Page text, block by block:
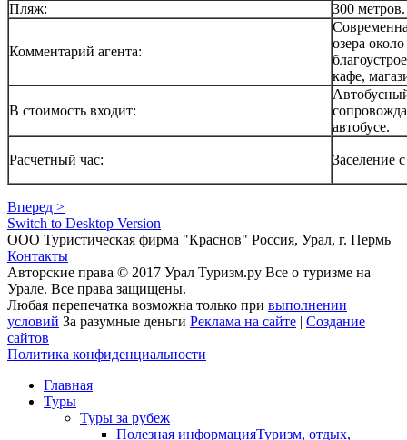
Пляж:
300 метров.
Комментарий агента:
озера
кафе,
В стоимость входит:
автобусе.
Расчетный час: Заселение
Вперед >
Switch to Desktop Version
ООО Туристическая фирма "Краснов" Россия, Урал, г. Пермь
Контакты
Авторские права © 2017 Урал Туризм.ру Все о туризме на
Урале. Все права защищены.
Любая перепечатка возможна только при выполнении
условий За разумные деньги Реклама на сайте | Создание
сайтов
Политика конфиденциальности
Главная
Туры
Туры за рубеж
Полезная информацияТуризм, отдых,